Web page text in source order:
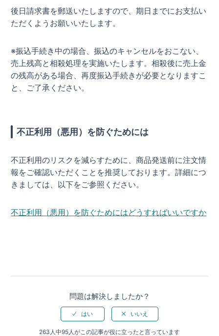
後日請求書を郵送いたしますので、期日までにお支払い
ただくようお願いいたします。
※振込手続き中の場合、振込のキャンセルをおこない、
売上残高と相殺処理を実施いたします。相殺後に売上金
の残高がある場合、再度振込手続きが必要となりますこ
と、ご了承ください。
不正利用（悪用）を防ぐためには
不正利用のリスクを減らすために、商品発送前に注文情
報をご確認いただくことを推奨しております。詳細につ
きましては、以下をご参照ください。
不正利用（悪用）を防ぐためにはどうすればいいですか
問題は解決しましたか？
263人中95人がこの記事が役に立ったと言っています